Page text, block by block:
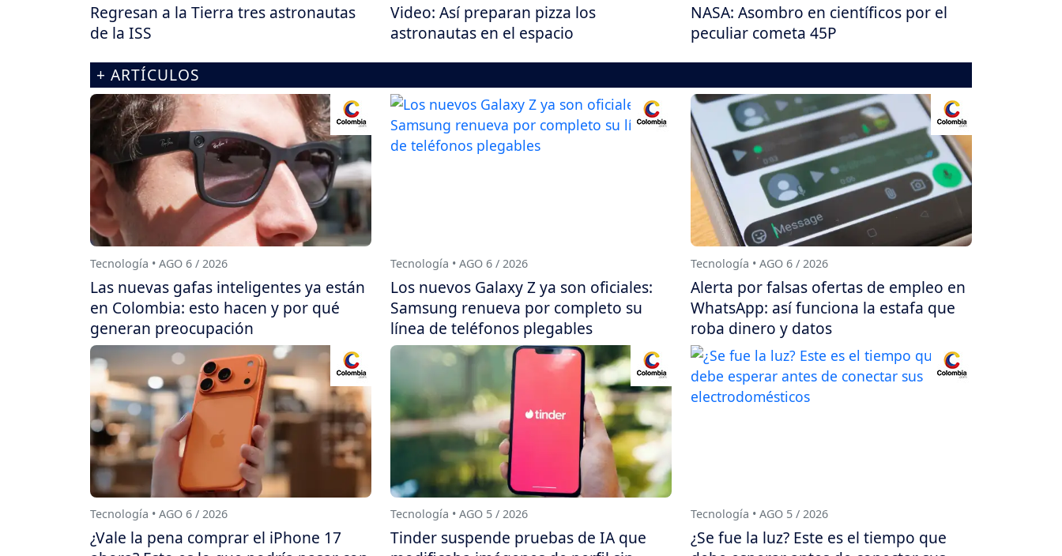
Regresan a la Tierra tres astronautas
de la ISS
Video: Así preparan pizza los
astronautas en el espacio
NASA: Asombro en científicos por el
peculiar cometa 45P
+ ARTÍCULOS
Tecnología • AGO 6 / 2026
Las nuevas gafas inteligentes ya están
en Colombia: esto hacen y por qué
generan preocupación
Tecnología • AGO 6 / 2026
Los nuevos Galaxy Z ya son oficiales:
Samsung renueva por completo su
línea de teléfonos plegables
Tecnología • AGO 6 / 2026
Alerta por falsas ofertas de empleo en
WhatsApp: así funciona la estafa que
roba dinero y datos
Tecnología • AGO 6 / 2026
¿Vale la pena comprar el iPhone 17
Tecnología • AGO 5 / 2026
Tinder suspende pruebas de IA que
Tecnología • AGO 5 / 2026
¿Se fue la luz? Este es el tiempo que